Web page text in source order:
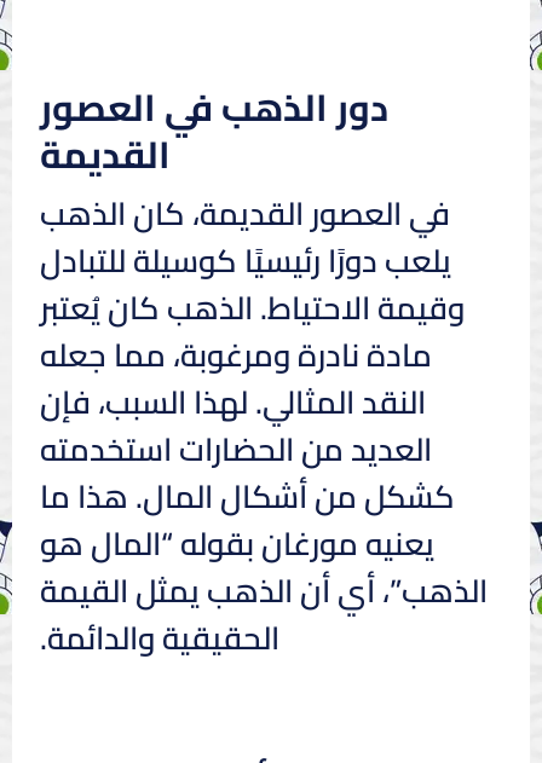
دور الذهب في العصور
القديمة
في العصور القديمة، كان الذهب
يلعب دورًا رئيسيًا كوسيلة للتبادل
وقيمة الاحتياط. الذهب كان يُعتبر
مادة نادرة ومرغوبة، مما جعله
النقد المثالي. لهذا السبب، فإن
العديد من الحضارات استخدمته
كشكل من أشكال المال. هذا ما
يعنيه مورغان بقوله “المال هو
الذهب”، أي أن الذهب يمثل القيمة
الحقيقية والدائمة.